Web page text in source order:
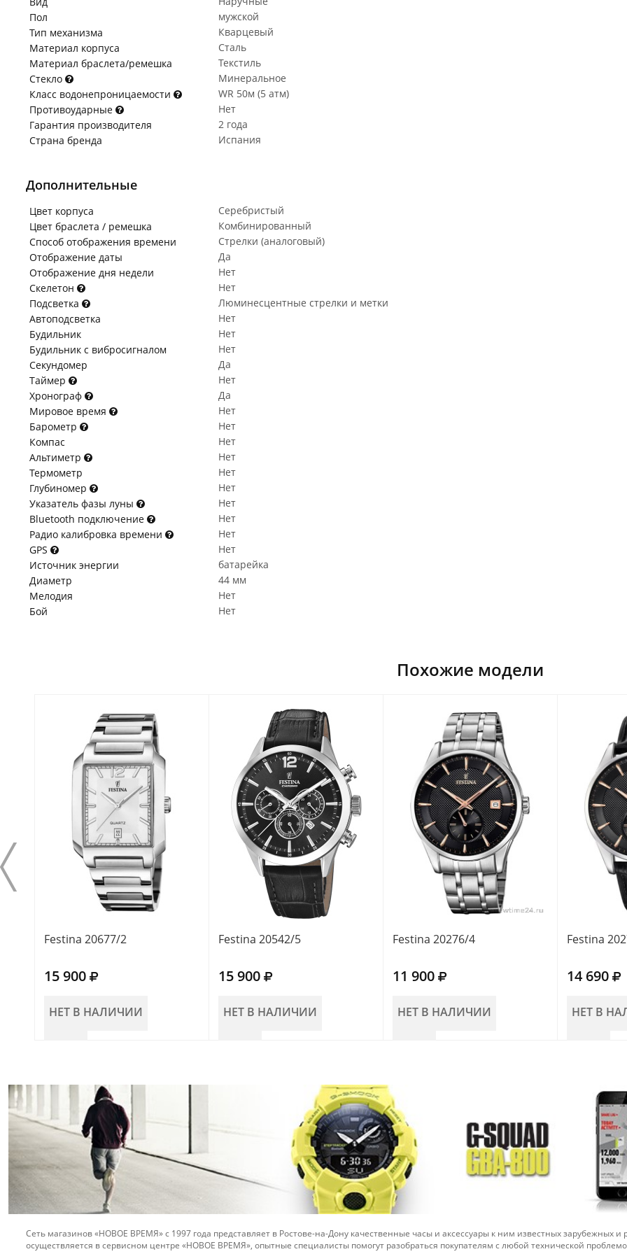
Пол
мужской
Тип механизма
Кварцевый
Материал корпуса
Сталь
Материал браслета/ремешка
Текстиль
Стекло
Минеральное
Класс водонепроницаемости
WR 50м (5 атм)
Противоударные
Нет
Гарантия производителя
2 года
Страна бренда
Испания
Дополнительные
Цвет корпуса
Серебристый
Цвет браслета / ремешка
Комбинированный
Способ отображения времени
Стрелки (аналоговый)
Отображение даты
Да
Отображение дня недели
Нет
Скелетон
Нет
Подсветка
Люминесцентные стрелки и метки
Автоподсветка
Нет
Будильник
Нет
Будильник с вибросигналом
Нет
Секундомер
Да
Таймер
Нет
Хронограф
Да
Мировое время
Нет
Барометр
Нет
Компас
Нет
Альтиметр
Нет
Термометр
Нет
Глубиномер
Нет
Указатель фазы луны
Нет
Bluetooth подключение
Нет
Радио калибровка времени
Нет
GPS
Нет
Источник энергии
батарейка
Диаметр
44 мм
Мелодия
Нет
Бой
Нет
Похожие модели
Festina 20677/2
15 900
НЕТ В НАЛИЧИИ
Festina 20542/5
15 900
НЕТ В НАЛИЧИИ
Festina 20276/4
11 900
НЕТ В НАЛИЧИИ
Festina
14 690
НЕТ В
Сеть магазинов «НОВОЕ ВРЕМЯ» с 1997 года представляет в Ростове-на-Дону качественные часы и аксессуары к ним известных зарубежных
осуществляется в сервисном центре «НОВОЕ ВРЕМЯ», опытные специалисты помогут разобраться покупателям с любой технической